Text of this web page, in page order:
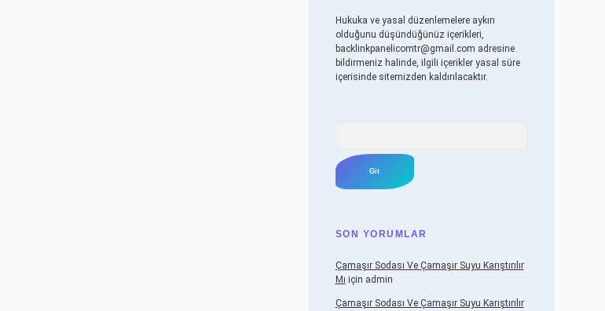
Hukuka ve yasal düzenlemelere aykırı
olduğunu düşündüğünüz içerikleri,
backlinkpanelicomtr@gmail.com adresine
bildirmeniz halinde, ilgili içerikler yasal süre
içerisinde sitemizden kaldırılacaktır.
SON YORUMLAR
Çamaşır Sodası Ve Çamaşır Suyu Karıştırılır
Mı için admin
Çamaşır Sodası Ve Çamaşır Suyu Karıştırılır